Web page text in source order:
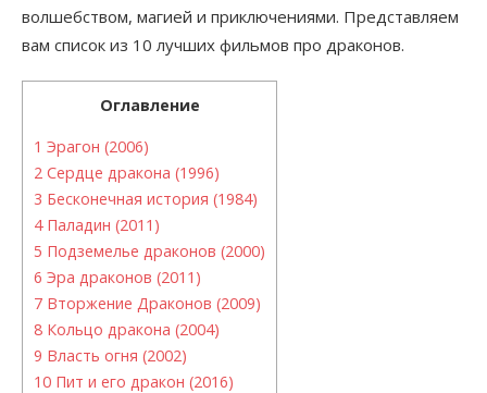
волшебством, магией и приключениями. Представляем
вам список из 10 лучших фильмов про драконов.
Оглавление
1 Эрагон (2006)
2 Сердце дракона (1996)
3 Бесконечная история (1984)
4Паладин (2011)
5 Подземелье драконов (2000)
6 Эра драконов (2011)
7 Вторжение Драконов (2009)
8 Кольцо дракона (2004)
9 Власть огня (2002)
10 Пит и его дракон (2016)